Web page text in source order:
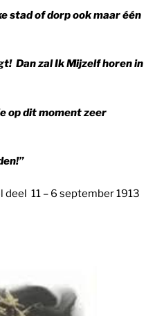
stad of dorp ook maar één
Dan zal Ik Mijzelf horen in
op dit moment zeer
deel 11 – 6 september 1913